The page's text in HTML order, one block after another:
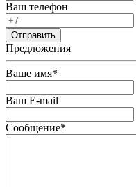
Ваш телефон
Предложения
Ваше имя*
Ваш E-mail
Сообщение*